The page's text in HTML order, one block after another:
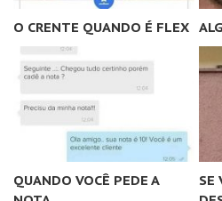
O CRENTE QUANDO É FLEX
QUANDO VOCÊ PEDE A
SE